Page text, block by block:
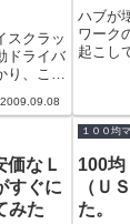
スクラッ
ドライバ
り、こん
基本的に
2009.09.08
ハブが
ワーク
起こし
なＬ
すぐに
みた
１００均
100
（Ｕ
た。